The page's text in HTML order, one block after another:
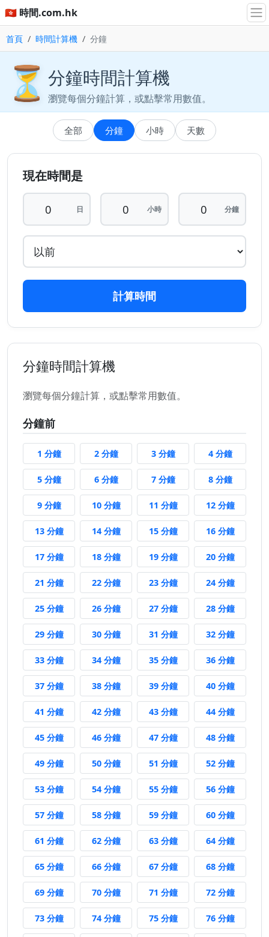
🇭🇰 時間.com.hk
首頁 時間計算機 分鐘
⏳ 分鐘時間計算機
瀏覽每個分鐘計算，或點擊常用數值。
全部 分鐘 小時 天數
現在時間是
日 小時 分鐘
計算時間
分鐘時間計算機
瀏覽每個分鐘計算，或點擊常用數值。
分鐘前
1 分鐘1 分鐘前 2 分鐘2 分鐘前 3 分鐘3 分鐘前 4 分鐘4 分鐘前
5 分鐘5 分鐘前 6 分鐘6 分鐘前 7 分鐘7 分鐘前 8 分鐘8 分鐘前
9 分鐘9 分鐘前10 分鐘10 分鐘前11 分鐘11 分鐘前12 分鐘12 分鐘
13 分鐘13 分鐘前14 分鐘14 分鐘前15 分鐘15 分鐘前16 分鐘16 分鐘
17 分鐘17 分鐘前18 分鐘18 分鐘前19 分鐘19 分鐘前20 分鐘20 分鐘
21 分鐘21 分鐘前22 分鐘22 分鐘前23 分鐘23 分鐘前24 分鐘24 分鐘
25 分鐘25 分鐘前26 分鐘26 分鐘前27 分鐘27 分鐘前28 分鐘28 分鐘
29 分鐘29 分鐘前30 分鐘30 分鐘前31 分鐘31 分鐘前32 分鐘32 分鐘
33 分鐘33 分鐘前34 分鐘34 分鐘前35 分鐘35 分鐘前36 分鐘36 分鐘
37 分鐘37 分鐘前38 分鐘38 分鐘前39 分鐘39 分鐘前40 分鐘40 分鐘
41 分鐘41 分鐘前42 分鐘42 分鐘前43 分鐘43 分鐘前44 分鐘44 分鐘
45 分鐘45 分鐘前46 分鐘46 分鐘前47 分鐘47 分鐘前48 分鐘48 分鐘
49 分鐘49 分鐘前50 分鐘50 分鐘前51 分鐘51 分鐘前52 分鐘52 分鐘
53 分鐘53 分鐘前54 分鐘54 分鐘前55 分鐘55 分鐘前56 分鐘56 分鐘
57 分鐘57 分鐘前58 分鐘58 分鐘前59 分鐘59 分鐘前60 分鐘60 分鐘
61 分鐘61 分鐘前62 分鐘62 分鐘前63 分鐘63 分鐘前64 分鐘64 分鐘
65 分鐘65 分鐘前66 分鐘66 分鐘前67 分鐘67 分鐘前68 分鐘68 分鐘
69 分鐘69 分鐘前70 分鐘70 分鐘前71 分鐘71 分鐘前72 分鐘72 分鐘
73 分鐘73 分鐘前74 分鐘74 分鐘前75 分鐘75 分鐘前76 分鐘76 分鐘